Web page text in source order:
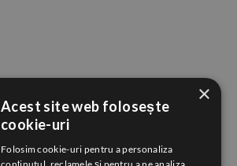
×
Acest site web folosește
cookie-uri
Folosim cookie-uri pentru a personaliza